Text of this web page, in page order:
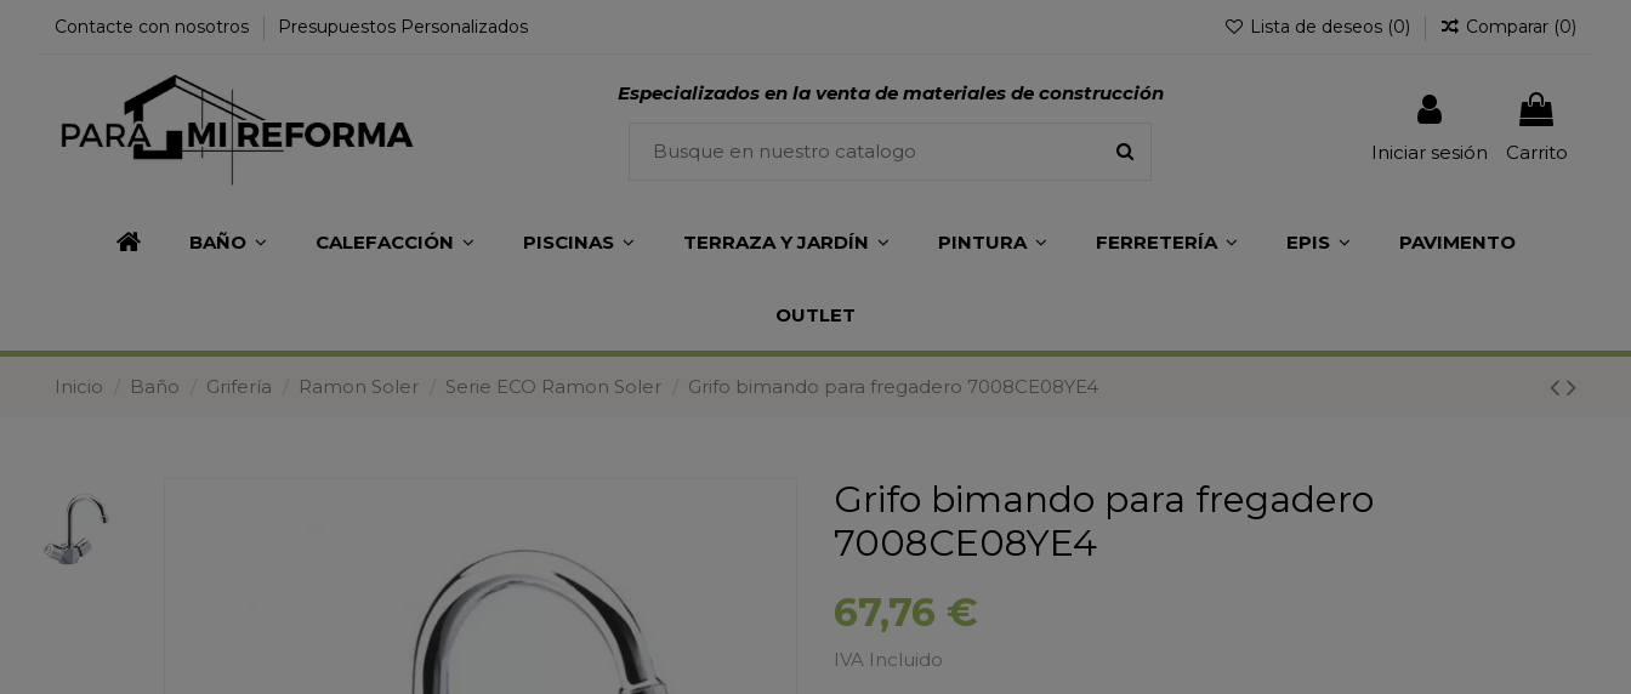
Contacte con nosotros Presupuestos Personalizados Lista de deseos (0) Comparar (0)
Especializados en la venta de materiales de construcción
Iniciar sesión Carrito
BAÑO CALEFACCIÓN PISCINAS TERRAZA Y JARDÍN PINTURA FERRETERÍA EPIS PAVIMENTO
OUTLET
Inicio Baño Grifería Ramon Soler Serie ECO Ramon Soler Grifo bimando para fregadero 7008CE08YE4
Grifo bimando para fregadero
7008CE08YE4
67,76 €
IVA Incluido